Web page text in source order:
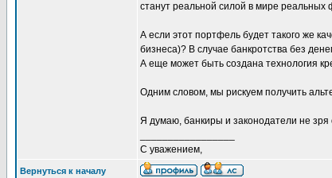
станут реальной силой в мире реальных
А если этот портфель будет такого же
бизнеса)? В случае банкротства без
А еще может быть создана технология
Одним словом, мы рискуем получить
Я думаю, банкиры и законодатели не зря
С уважением,
Вернуться к началу